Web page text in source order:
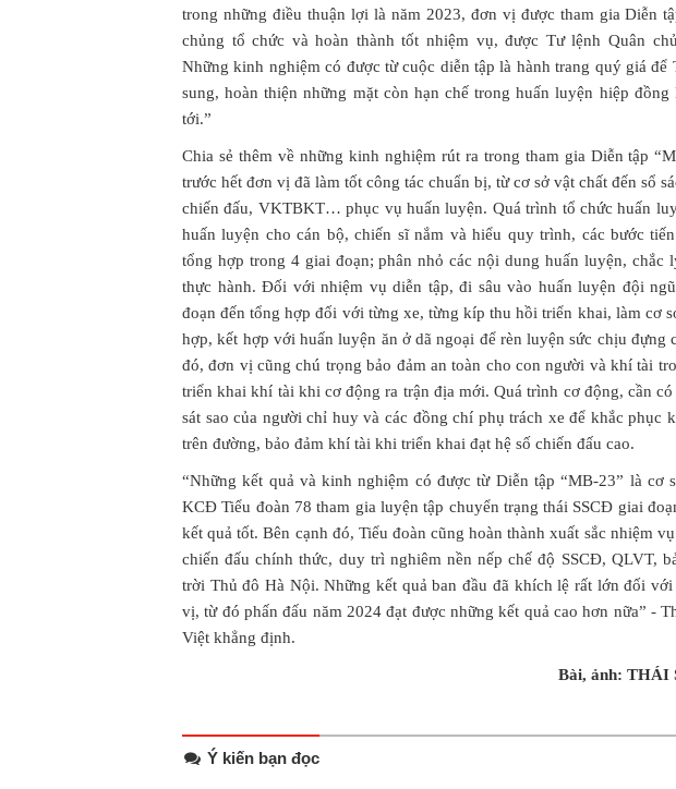
trong những điều thuận lợi là năm 2023, đơn vị được tham gia Diễn
chủng tổ chức và hoàn thành tốt nhiệm vụ, được Tư lệnh Quân
Những kinh nghiệm có được từ cuộc diễn tập là hành trang quý giá để
sung, hoàn thiện những mặt còn hạn chế trong huấn luyện hiệp
tới.”
Chia sẻ thêm về những kinh nghiệm rút ra trong tham gia Diễn tập
trước hết đơn vị đã làm tốt công tác chuẩn bị, từ cơ sở vật chất đến sổ
chiến đấu, VKTBKT… phục vụ huấn luyện. Quá trình tổ chức huấn
huấn luyện cho cán bộ, chiến sĩ nắm và hiểu quy trình, các bước
tổng hợp trong 4 giai đoạn; phân nhỏ các nội dung huấn luyện, chắc
thực hành. Đối với nhiệm vụ diễn tập, đi sâu vào huấn luyện đội
đoạn đến tổng hợp đối với từng xe, từng kíp thu hồi triển khai, làm cơ
hợp, kết hợp với huấn luyện ăn ở dã ngoại để rèn luyện sức chịu đựng
đó, đơn vị cũng chú trọng bảo đảm an toàn cho con người và khí tài
triển khai khí tài khi cơ động ra trận địa mới. Quá trình cơ động, cần
sát sao của người chỉ huy và các đồng chí phụ trách xe để khắc phục
trên đường, bảo đảm khí tài khi triển khai đạt hệ số chiến đấu cao.
“Những kết quả và kinh nghiệm có được từ Diễn tập “MB-23” là cơ
KCĐ Tiểu đoàn 78 tham gia luyện tập chuyển trạng thái SSCĐ giai
kết quả tốt. Bên cạnh đó, Tiểu đoàn cũng hoàn thành xuất sắc nhiệm
chiến đấu chính thức, duy trì nghiêm nền nếp chế độ SSCĐ, QLVT,
trời Thủ đô Hà Nội. Những kết quả ban đầu đã khích lệ rất lớn đối với
vị, từ đó phấn đấu năm 2024 đạt được những kết quả cao hơn nữa” -
Việt khẳng định.
Bài, ảnh: THÁI
Ý kiến bạn đọc